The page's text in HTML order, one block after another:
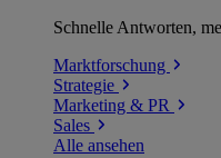
Schnelle Antworten,
Marktforschung
Strategie
Marketing & PR
Sales
Alle ansehen